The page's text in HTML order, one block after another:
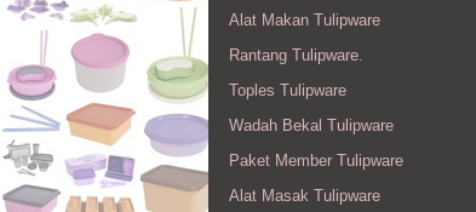
Alat Makan Tulipware
Rantang Tulipware.
Toples Tulipware
Wadah Bekal Tulipware
Paket Member Tulipware
Alat Masak Tulipware